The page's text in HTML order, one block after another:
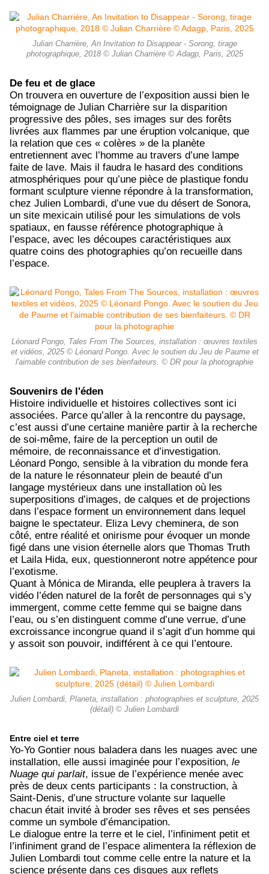
Julian Charrière, An Invitation to Disappear - Sorong, tirage
photographique, 2018 © Julian Charrière © Adagp, Paris, 2025
De feu et de glace
On trouvera en ouverture de l’exposition aussi bien le
témoignage de Julian Charrière sur la disparition
progressive des pôles, ses images sur des forêts
livrées aux flammes par une éruption volcanique, que
la relation que ces « colères » de la planète
entretiennent avec l’homme au travers d’une lampe
faite de lave. Mais il faudra le hasard des conditions
atmosphériques pour qu’une pièce de plastique fondu
formant sculpture vienne répondre à la transformation,
chez Julien Lombardi, d’une vue du désert de Sonora,
un site mexicain utilisé pour les simulations de vols
spatiaux, en fausse référence photographique à
l’espace, avec les découpes caractéristiques aux
quatre coins des photographies qu’on recueille dans
l’espace.
Léonard Pongo, Tales From The Sources, installation : œuvres textiles
et vidéos, 2025 © Léonard Pongo. Avec le soutien du Jeu de Paume et
l'aimable contribution de ses bienfaiteurs. © DR pour la photographie
Souvenirs de l'éden
Histoire individuelle et histoires collectives sont ici
associées. Parce qu’aller à la rencontre du paysage,
c’est aussi d’une certaine manière partir à la recherche
de soi-même, faire de la perception un outil de
mémoire, de reconnaissance et d’investigation.
Léonard Pongo, sensible à la vibration du monde fera
de la nature le résonnateur plein de beauté d’un
langage mystérieux dans une installation où les
superpositions d’images, de calques et de projections
dans l’espace forment un environnement dans lequel
baigne le spectateur. Eliza Levy cheminera, de son
côté, entre réalité et onirisme pour évoquer un monde
figé dans une vision éternelle alors que Thomas Truth
et Laila Hida, eux, questionneront notre appétence pour
l’exotisme.
Quant à Mónica de Miranda, elle peuplera à travers la
vidéo l’éden naturel de la forêt de personnages qui s’y
immergent, comme cette femme qui se baigne dans
l’eau, ou s’en distinguent comme d’une verrue, d’une
excroissance incongrue quand il s’agit d’un homme qui
y assoit son pouvoir, indifférent à ce qui l’entoure.
Julien Lombardi, Planeta, installation : photographies et sculpture, 2025
(détail) © Julien Lombardi
Entre ciel et terre
Yo-Yo Gontier nous baladera dans les nuages avec une
installation, elle aussi imaginée pour l’exposition, le
Nuage qui parlait, issue de l’expérience menée avec
près de deux cents participants : la construction, à
Saint-Denis, d’une structure volante sur laquelle
chacun était invité à broder ses rêves et ses pensées
comme un symbole d’émancipation.
Le dialogue entre la terre et le ciel, l’infiniment petit et
l’infiniment grand de l’espace alimentera la réflexion de
Julien Lombardi tout comme celle entre la nature et la
science présente dans ces disques aux reflets